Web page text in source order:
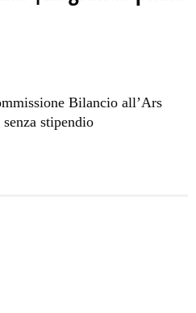
Bilancio all’Ars
stipendio